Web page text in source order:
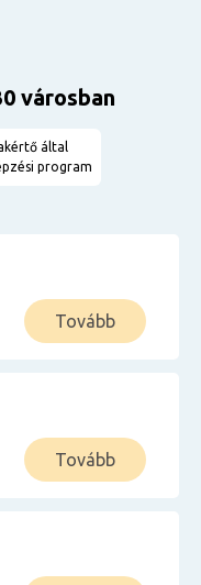
városban
által
program
Tovább
Tovább